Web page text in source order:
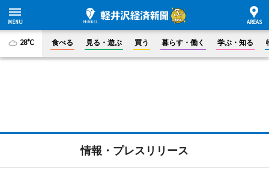
28°C 食べる 見る・遊ぶ 買う 暮らす・働く 学ぶ・知る
情報・プレスリリース